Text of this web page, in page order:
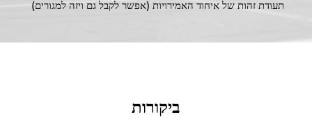
תעודת זהות של איחוד האמירויות (אפשר לקבל גם ויזה למגורים)
ביקורות